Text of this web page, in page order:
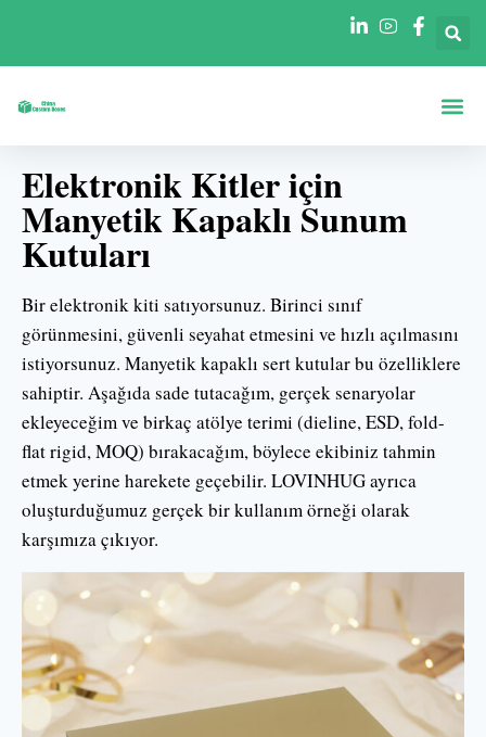
Elektronik Kitler için
Manyetik Kapaklı Sunum
Kutuları
Bir elektronik kiti satıyorsunuz. Birinci sınıf
görünmesini, güvenli seyahat etmesini ve hızlı açılmasını
istiyorsunuz. Manyetik kapaklı sert kutular bu özelliklere
sahiptir. Aşağıda sade tutacağım, gerçek senaryolar
ekleyeceğim ve birkaç atölye terimi (dieline, ESD, fold-
flat rigid, MOQ) bırakacağım, böylece ekibiniz tahmin
etmek yerine harekete geçebilir. LOVINHUG ayrıca
oluşturduğumuz gerçek bir kullanım örneği olarak
karşımıza çıkıyor.